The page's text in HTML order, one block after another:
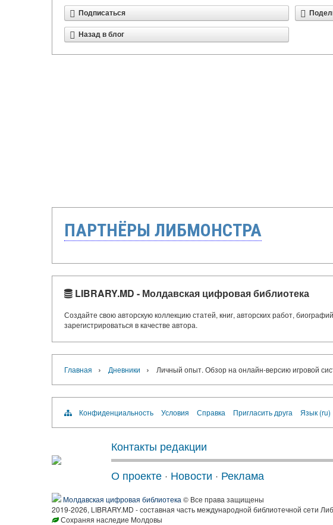
Подписаться
Назад в блог
ПАРТНЁРЫ ЛИБМОНСТРА
LIBRARY.MD - Молдавская цифровая библиотека
Создайте свою авторскую коллекцию статей, книг, авторских работ,
зарегистрироваться в качестве автора.
Главная › Дневники › Личный опыт. Обзор на онлайн-версию игровой
Конфиденциальность Условия Справка Пригласить друга Язык (ru)
Контакты редакции
О проекте · Новости · Реклама
Молдавская цифровая библиотека © Все права защищены
2019-2026, LIBRARY.MD - составная часть международной библиотечной сети
Сохраняя наследие Молдовы